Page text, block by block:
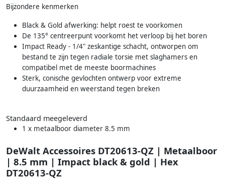
Bijzondere kenmerken
Black & Gold afwerking: helpt roest te voorkomen
De 135° centreerpunt voorkomt het verloop bij het boren
Impact Ready - 1/4" zeskantige schacht, ontworpen om
bestand te zijn tegen radiale torsie met slaghamers en
compatibel met de meeste boormachines
Sterk, conische gevlochten ontwerp voor extreme
duurzaamheid en weerstand tegen breken
Standaard meegeleverd
1 x metaalboor diameter 8.5 mm
DeWalt Accessoires DT20613-QZ | Metaalboor
| 8.5 mm | Impact black & gold | Hex
DT20613-QZ